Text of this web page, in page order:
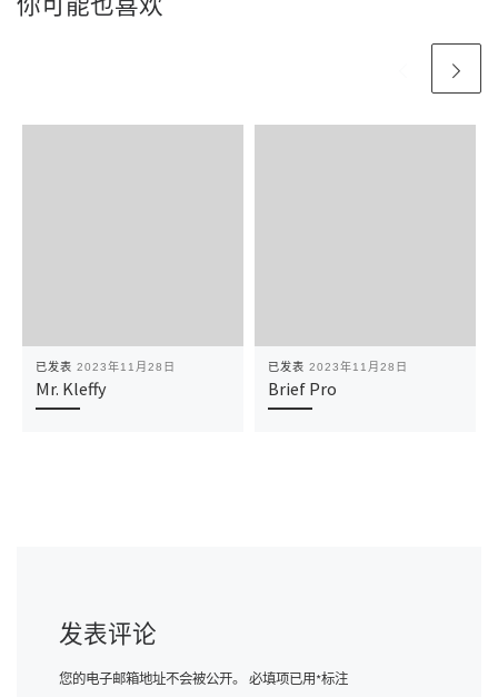
已发表 2023年11月28日
Mr. Kleffy
已发表 2023年11月28日
Brief Pro
发表评论
您的电子邮箱地址不会被公开。 必填项已用*标注